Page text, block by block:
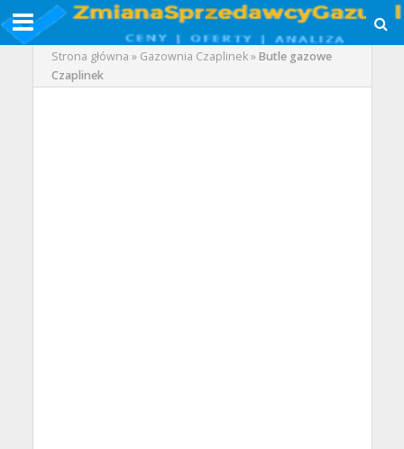
Strona główna » Gazownia Czaplinek»Butle gazowe
Czaplinek